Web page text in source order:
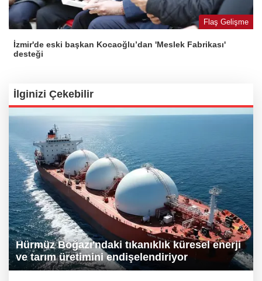
Flaş Gelişme
İzmir'de eski başkan Kocaoğlu’dan 'Meslek Fabrikası'
desteği
İlginizi Çekebilir
Hürmüz Boğazı'ndaki tıkanıklık küresel enerji
ve tarım üretimini endişelendiriyor